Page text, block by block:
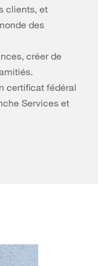
clients, et
des
créer de
certificat fédéral
Services et